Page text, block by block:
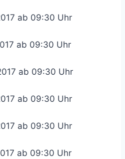
ab 09:30 Uhr
ab 09:30 Uhr
ab 09:30 Uhr
ab 09:30 Uhr
ab 09:30 Uhr
ab 09:30 Uhr